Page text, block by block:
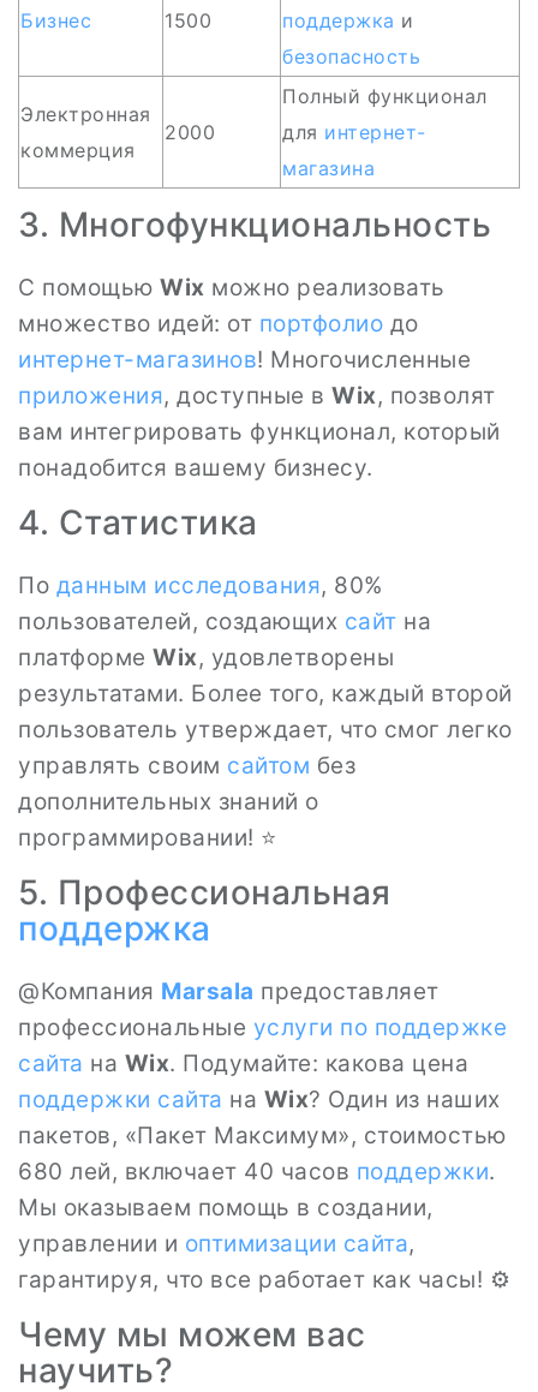
Бизнес 1500 поддержка и
безопасность
Электронная
коммерция
2000
Полный функционал
для интернет-
магазина
3. Многофункциональность
С помощью Wix можно реализовать
множество идей: от портфолио до
интернет-магазинов! Многочисленные
приложения, доступные в Wix, позволят
вам интегрировать функционал, который
понадобится вашему бизнесу.
4. Статистика
По данным исследования, 80%
пользователей, создающих сайт на
платформе Wix, удовлетворены
результатами. Более того, каждый второй
пользователь утверждает, что смог легко
управлять своим сайтом без
дополнительных знаний о
программировании! ⭐
5. Профессиональная
поддержка
@Компания Marsala предоставляет
профессиональные услуги по поддержке
сайта на Wix. Подумайте: какова цена
поддержки сайта на Wix? Один из наших
пакетов, «Пакет Максимум», стоимостью
680 лей, включает 40 часов поддержки.
Мы оказываем помощь в создании,
управлении и оптимизации сайта,
гарантируя, что все работает как часы! ⚙️
Чему мы можем вас
научить?